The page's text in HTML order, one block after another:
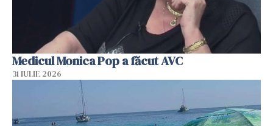
Medicul Monica Pop a făcut AVC
31 IULIE 2026